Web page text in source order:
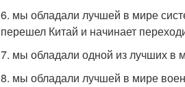
6. мы обладали лучшей в мире
перешел Китай и начинает
7. мы обладали одной из лучших в
8. мы обладали лучшей в мире